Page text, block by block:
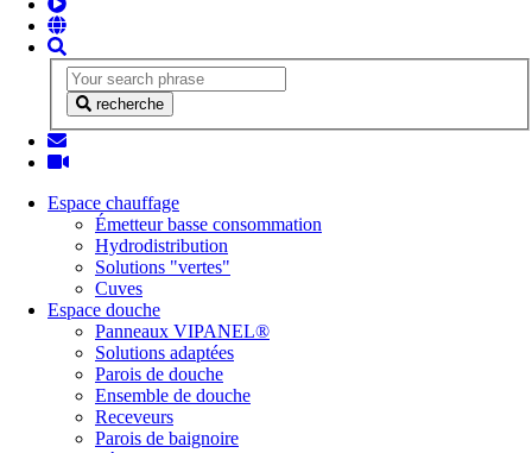
recherche
Espace chauffage
Émetteur basse consommation
Hydrodistribution
Solutions "vertes"
Cuves
Espace douche
Panneaux VIPANEL®
Solutions adaptées
Parois de douche
Ensemble de douche
Receveurs
Parois de baignoire